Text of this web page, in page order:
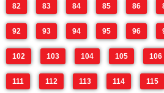
82 83 84 85 86
92 93 94 95 96
102 103 104 105 106
111 112 113 114 115